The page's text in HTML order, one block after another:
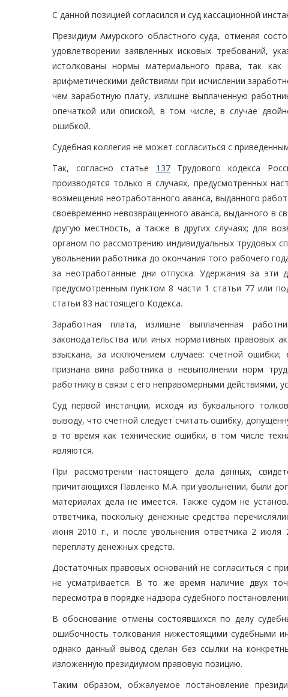
С данной позицией согласился и суд кассационной
Президиум Амурского областного суда, отменяя
удовлетворении заявленных исковых требований,
истолкованы нормы материального права, так
арифметическими действиями при исчислении
чем заработную плату, излишне выплаченную
опечаткой или опиской, в том числе, в случае
ошибкой.
Судебная коллегия не может согласиться с
Так, согласно статье 137Трудового кодекса
производятся только в случаях, предусмотренных
возмещения неотработанного аванса, выданного
своевременно невозвращенного аванса, выданного в
другую местность, а также в других случаях; для
органом по рассмотрению индивидуальных трудовых
увольнении работника до окончания того рабочего
за неотработанные дни отпуска. Удержания за эти
предусмотренным пунктом 8 части 1 статьи 77 или
статьи 83 настоящего Кодекса.
Заработная плата, излишне выплаченная
законодательства или иных нормативных правовых
взыскана, за исключением случаев: счетной
признана вина работника в невыполнении норм
работнику в связи с его неправомерными действиями,
Суд первой инстанции, исходя из буквального
выводу, что счетной следует считать ошибку,
в то время как технические ошибки, в том числе
являются.
При рассмотрении настоящего дела данных,
причитающихся Павленко М.А. при увольнении, были
материалах дела не имеется. Также судом не
ответчика, поскольку денежные средства
июня 2010 г., и после увольнения ответчика 2
переплату денежных средств.
Достаточных правовых оснований не согласиться с
не усматривается. В то же время наличие двух
пересмотра в порядке надзора судебного
В обоснование отмены состоявшихся по делу
ошибочность толкования нижестоящими судебными
однако данный вывод сделан без ссылки на
изложенную президиумом правовую позицию.
Таким образом, обжалуемое постановление